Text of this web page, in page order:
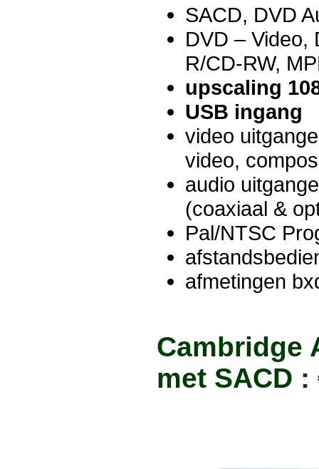
SACD, DVD
DVD – Video,
R/CD-RW,
upscaling
USB ingang
video
video,
audio
(coaxiaal &
Pal/NTSC
afmetingen
Cambridge
met SACD :